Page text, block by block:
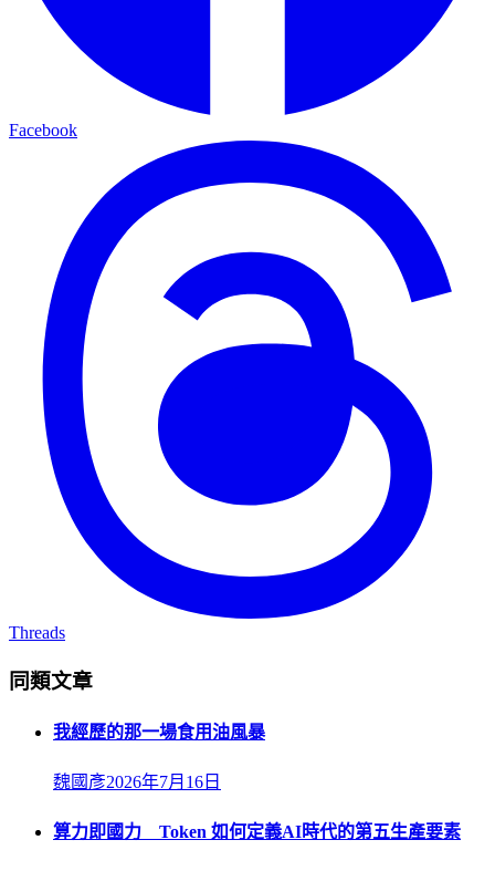
Facebook
Threads
同類文章
我經歷的那一場食用油風暴
魏國彥2026年7月16日
算力即國力 Token 如何定義AI時代的第五生產要素